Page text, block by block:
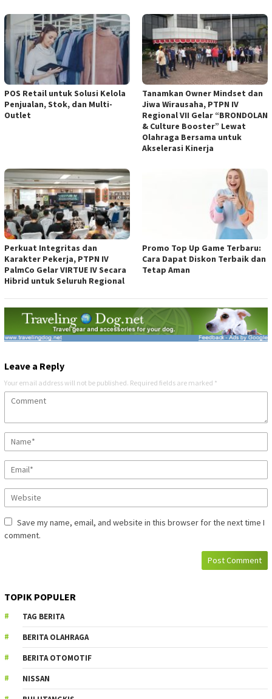
POS Retail untuk Solusi Kelola
Penjualan, Stok, dan Multi-
Outlet
Tanamkan Owner Mindset dan
Jiwa Wirausaha, PTPN IV
Regional VII Gelar “BRONDOLAN
& Culture Booster” Lewat
Olahraga Bersama untuk
Akselerasi Kinerja
Perkuat Integritas dan
Karakter Pekerja, PTPN IV
PalmCo Gelar VIRTUE IV Secara
Hibrid untuk Seluruh Regional
Promo Top Up Game Terbaru:
Cara Dapat Diskon Terbaik dan
Tetap Aman
Leave a Reply
Your email address will not be published. Required fields are marked *
Save my name, email, and website in this browser for the next time I
comment.
TOPIK POPULER
TAG BERITA
BERITA OLAHRAGA
BERITA OTOMOTIF
NISSAN